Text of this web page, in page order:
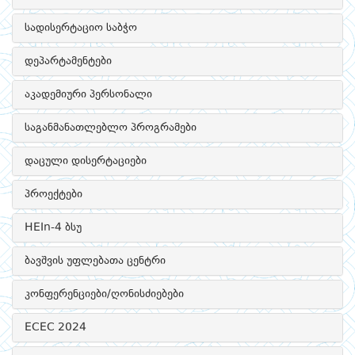
სადისერტაციო საბჭო
დეპარტამენტები
აკადემიური პერსონალი
საგანმანათლებლო პროგრამები
დაცული დისერტაციები
პროექტები
HEIn-4 ბსუ
ბავშვის უფლებათა ცენტრი
კონფერენციები/ღონისძიებები
ECEC 2024